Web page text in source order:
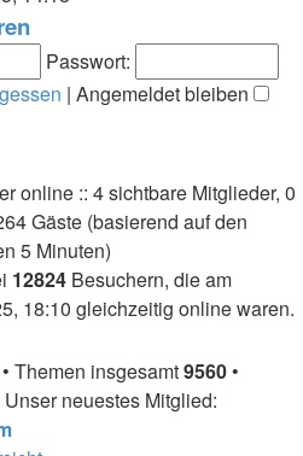
Passwort:
| Angemeldet bleiben
online :: 4 sichtbare Mitglieder, 0
Gäste (basierend auf den
5 Minuten)
12824 Besuchern, die am
18:10 gleichzeitig online waren.
• Themen insgesamt9560 •
Unser neuestes Mitglied: